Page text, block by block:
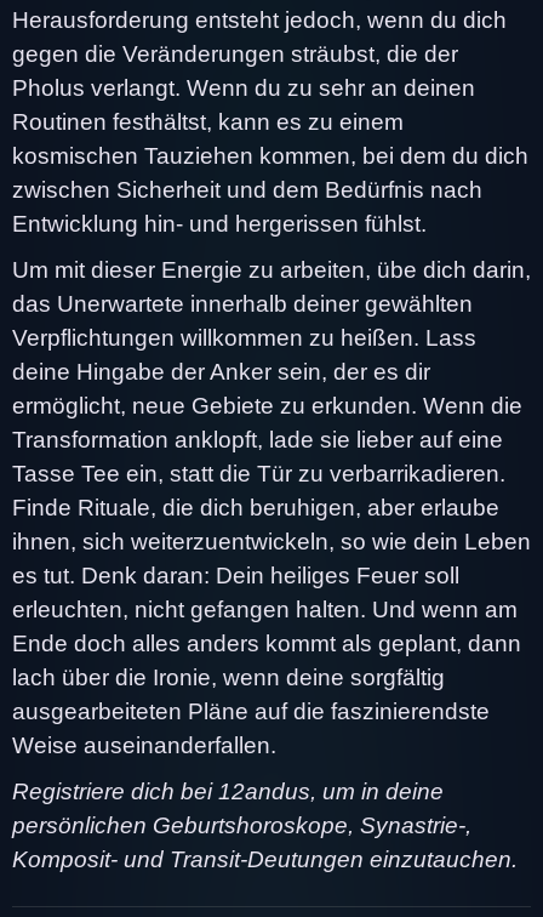
Herausforderung entsteht jedoch, wenn du dich
gegen die Veränderungen sträubst, die der
Pholus verlangt. Wenn du zu sehr an deinen
Routinen festhältst, kann es zu einem
kosmischen Tauziehen kommen, bei dem du dich
zwischen Sicherheit und dem Bedürfnis nach
Entwicklung hin- und hergerissen fühlst.
Um mit dieser Energie zu arbeiten, übe dich darin,
das Unerwartete innerhalb deiner gewählten
Verpflichtungen willkommen zu heißen. Lass
deine Hingabe der Anker sein, der es dir
ermöglicht, neue Gebiete zu erkunden. Wenn die
Transformation anklopft, lade sie lieber auf eine
Tasse Tee ein, statt die Tür zu verbarrikadieren.
Finde Rituale, die dich beruhigen, aber erlaube
ihnen, sich weiterzuentwickeln, so wie dein Leben
es tut. Denk daran: Dein heiliges Feuer soll
erleuchten, nicht gefangen halten. Und wenn am
Ende doch alles anders kommt als geplant, dann
lach über die Ironie, wenn deine sorgfältig
ausgearbeiteten Pläne auf die faszinierendste
Weise auseinanderfallen.
Registriere dich bei 12andus, um in deine
persönlichen Geburtshoroskope, Synastrie-,
Komposit- und Transit-Deutungen einzutauchen.